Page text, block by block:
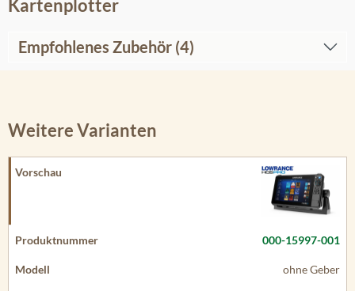
Kartenplotter
Empfohlenes Zubehör (4)
Weitere Varianten
000-15997-001
ohne Geber